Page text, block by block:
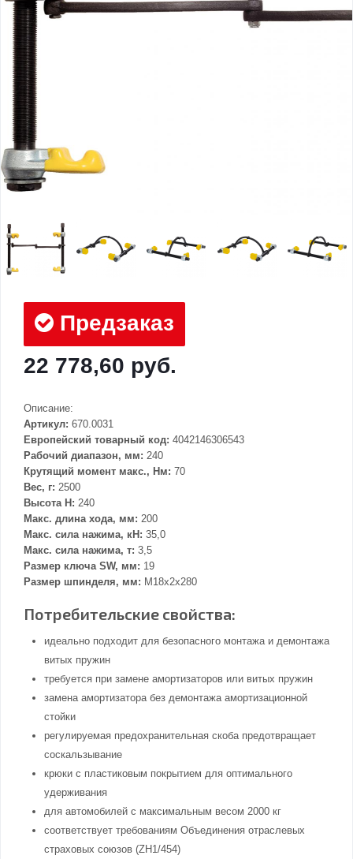
Предзаказ
22 778,60 руб.
Описание:
Артикул: 670.0031
Европейский товарный код: 4042146306543
Рабочий диапазон, мм: 240
Крутящий момент макс., Нм: 70
Вес, г: 2500
Высота Н: 240
Макс. длина хода, мм: 200
Макс. сила нажима, кН: 35,0
Макс. сила нажима, т: 3,5
Размер ключа SW, мм: 19
Размер шпинделя, мм: M18x2x280
Потребительские свойства:
идеально подходит для безопасного монтажа и демонтажа
витых пружин
требуется при замене амортизаторов или витых пружин
замена амортизатора без демонтажа амортизационной
стойки
регулируемая предохранительная скоба предотвращает
соскальзывание
крюки с пластиковым покрытием для оптимального
удерживания
для автомобилей с максимальным весом 2000 кг
соответствует требованиям Объединения отраслевых
страховых союзов (ZH1/454)